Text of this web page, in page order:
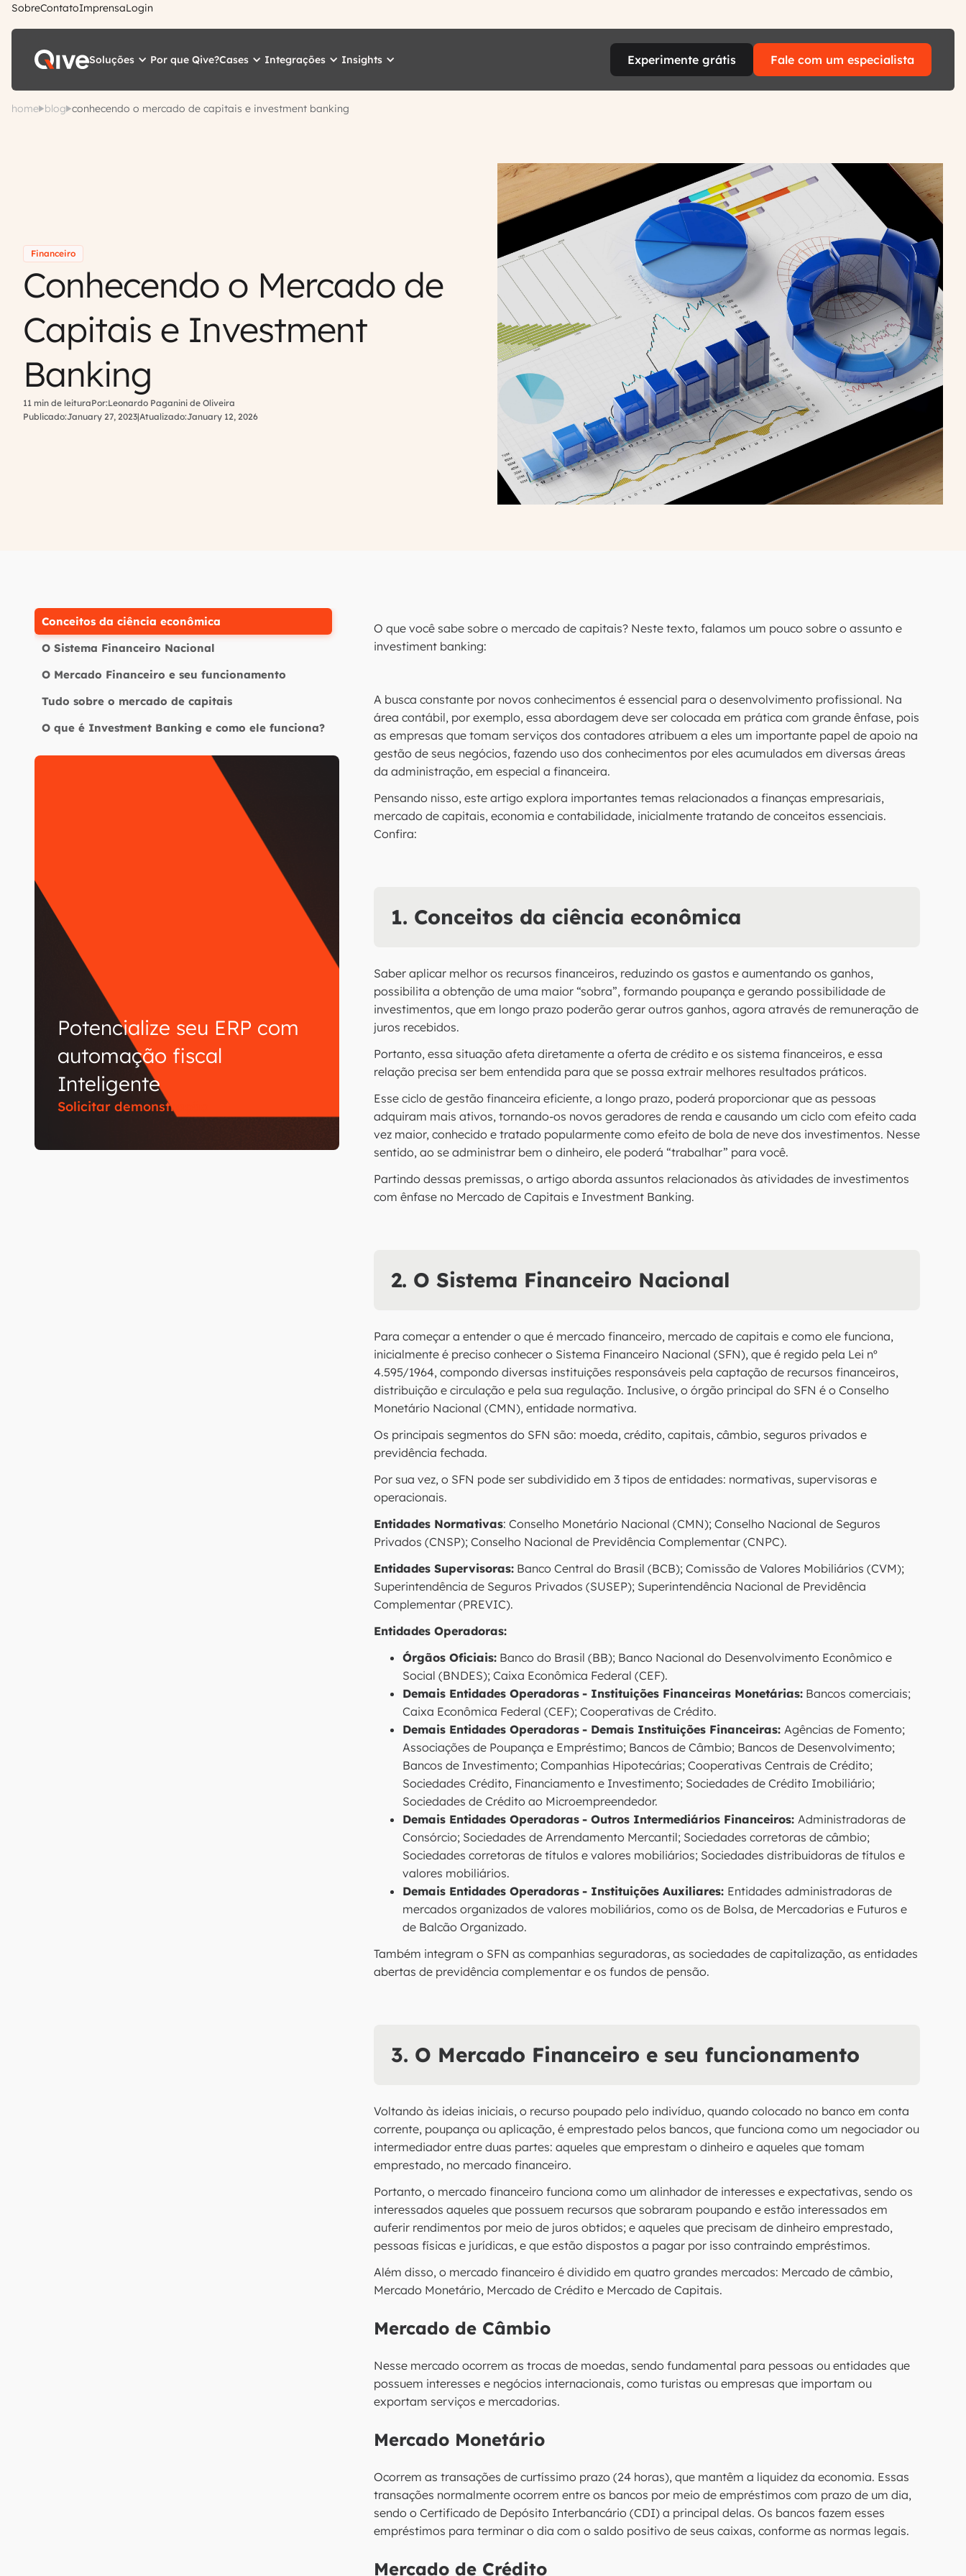
SobreContatoImprensaLogin
Soluções Por que Qive?Cases Integrações Insights Experimente grátis Fale com um especialista
home blog conhecendo o mercado de capitais e investment banking
Financeiro
Conhecendo o Mercado de
Capitais e Investment
Banking
11 min de leituraPor:Leonardo Paganini de Oliveira
Publicado:January 27, 2023|Atualizado:January 12, 2026
Conceitos da ciência econômica
O Sistema Financeiro Nacional
O Mercado Financeiro e seu funcionamento
Tudo sobre o mercado de capitais
O que é Investment Banking e como ele funciona?
Potencialize seu ERP com
automação fiscal
Inteligente
Solicitar demonstração
O que você sabe sobre o mercado de capitais? Neste texto, falamos um pouco sobre o assunto e
investiment banking:
A busca constante por novos conhecimentos é essencial para o desenvolvimento profissional. Na
área contábil, por exemplo, essa abordagem deve ser colocada em prática com grande ênfase, pois
as empresas que tomam serviços dos contadores atribuem a eles um importante papel de apoio na
gestão de seus negócios, fazendo uso dos conhecimentos por eles acumulados em diversas áreas
da administração, em especial a financeira.
Pensando nisso, este artigo explora importantes temas relacionados a finanças empresariais,
mercado de capitais, economia e contabilidade, inicialmente tratando de conceitos essenciais.
Confira:
1. Conceitos da ciência econômica
Saber aplicar melhor os recursos financeiros, reduzindo os gastos e aumentando os ganhos,
possibilita a obtenção de uma maior “sobra”, formando poupança e gerando possibilidade de
investimentos, que em longo prazo poderão gerar outros ganhos, agora através de remuneração de
juros recebidos.
Portanto, essa situação afeta diretamente a oferta de crédito e os sistema financeiros, e essa
relação precisa ser bem entendida para que se possa extrair melhores resultados práticos.
Esse ciclo de gestão financeira eficiente, a longo prazo, poderá proporcionar que as pessoas
adquiram mais ativos, tornando-os novos geradores de renda e causando um ciclo com efeito cada
vez maior, conhecido e tratado popularmente como efeito de bola de neve dos investimentos. Nesse
sentido, ao se administrar bem o dinheiro, ele poderá “trabalhar” para você.
Partindo dessas premissas, o artigo aborda assuntos relacionados às atividades de investimentos
com ênfase no Mercado de Capitais e Investment Banking.
2. O Sistema Financeiro Nacional
Para começar a entender o que é mercado financeiro, mercado de capitais e como ele funciona,
inicialmente é preciso conhecer o Sistema Financeiro Nacional (SFN), que é regido pela Lei nº
4.595/1964, compondo diversas instituições responsáveis pela captação de recursos financeiros,
distribuição e circulação e pela sua regulação. Inclusive, o órgão principal do SFN é o Conselho
Monetário Nacional (CMN), entidade normativa.
Os principais segmentos do SFN são: moeda, crédito, capitais, câmbio, seguros privados e
previdência fechada.
Por sua vez, o SFN pode ser subdividido em 3 tipos de entidades: normativas, supervisoras e
operacionais.
Entidades Normativas: Conselho Monetário Nacional (CMN); Conselho Nacional de Seguros
Privados (CNSP); Conselho Nacional de Previdência Complementar (CNPC).
Entidades Supervisoras:Banco Central do Brasil (BCB); Comissão de Valores Mobiliários (CVM);
Superintendência de Seguros Privados (SUSEP); Superintendência Nacional de Previdência
Complementar (PREVIC).
Entidades Operadoras:
Órgãos Oficiais:Banco do Brasil (BB); Banco Nacional do Desenvolvimento Econômico e
Social (BNDES); Caixa Econômica Federal (CEF).
Demais Entidades Operadoras - Instituições Financeiras Monetárias:Bancos comerciais;
Caixa Econômica Federal (CEF); Cooperativas de Crédito.
Demais Entidades Operadoras - Demais Instituições Financeiras: Agências de Fomento;
Associações de Poupança e Empréstimo; Bancos de Câmbio; Bancos de Desenvolvimento;
Bancos de Investimento; Companhias Hipotecárias; Cooperativas Centrais de Crédito;
Sociedades Crédito, Financiamento e Investimento; Sociedades de Crédito Imobiliário;
Sociedades de Crédito ao Microempreendedor.
Demais Entidades Operadoras - Outros Intermediários Financeiros: Administradoras de
Consórcio; Sociedades de Arrendamento Mercantil; Sociedades corretoras de câmbio;
Sociedades corretoras de títulos e valores mobiliários; Sociedades distribuidoras de títulos e
valores mobiliários.
Demais Entidades Operadoras - Instituições Auxiliares: Entidades administradoras de
mercados organizados de valores mobiliários, como os de Bolsa, de Mercadorias e Futuros e
de Balcão Organizado.
Também integram o SFN as companhias seguradoras, as sociedades de capitalização, as entidades
abertas de previdência complementar e os fundos de pensão.
3. O Mercado Financeiro e seu funcionamento
Voltando às ideias iniciais, o recurso poupado pelo indivíduo, quando colocado no banco em conta
corrente, poupança ou aplicação, é emprestado pelos bancos, que funciona como um negociador ou
intermediador entre duas partes: aqueles que emprestam o dinheiro e aqueles que tomam
emprestado, no mercado financeiro.
Portanto, o mercado financeiro funciona como um alinhador de interesses e expectativas, sendo os
interessados aqueles que possuem recursos que sobraram poupando e estão interessados em
auferir rendimentos por meio de juros obtidos; e aqueles que precisam de dinheiro emprestado,
pessoas físicas e jurídicas, e que estão dispostos a pagar por isso contraindo empréstimos.
Além disso, o mercado financeiro é dividido em quatro grandes mercados: Mercado de câmbio,
Mercado Monetário, Mercado de Crédito e Mercado de Capitais.
Mercado de Câmbio
Nesse mercado ocorrem as trocas de moedas, sendo fundamental para pessoas ou entidades que
possuem interesses e negócios internacionais, como turistas ou empresas que importam ou
exportam serviços e mercadorias.
Mercado Monetário
Ocorrem as transações de curtíssimo prazo (24 horas), que mantêm a liquidez da economia. Essas
transações normalmente ocorrem entre os bancos por meio de empréstimos com prazo de um dia,
sendo o Certificado de Depósito Interbancário (CDI) a principal delas. Os bancos fazem esses
empréstimos para terminar o dia com o saldo positivo de seus caixas, conforme as normas legais.
Mercado de Crédito